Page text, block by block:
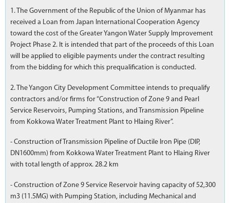
1. The Government of the Republic of the Union of Myanmar has
received a Loan from Japan International Cooperation Agency
toward the cost of the Greater Yangon Water Supply Improvement
Project Phase 2. It is intended that part of the proceeds of this Loan
will be applied to eligible payments under the contract resulting
from the bidding for which this prequalification is conducted.
2. The Yangon City Development Committee intends to prequalify
contractors and/or firms for “Construction of Zone 9 and Pearl
Service Reservoirs, Pumping Stations, and Transmission Pipeline
from Kokkowa Water Treatment Plant to Hlaing River”.
- Construction of Transmission Pipeline of Ductile Iron Pipe (DIP,
DN1600mm) from Kokkowa Water Treatment Plant to Hlaing River
with total length of approx. 28.2 km
- Construction of Zone 9 Service Reservoir having capacity of 52,300
m3 (11.5MG) with Pumping Station, including Mechanical and